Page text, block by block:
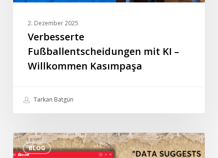
2. Dezember 2025
Verbesserte
Fußballentscheidungen mit KI –
Willkommen Kasımpaşa
Tarkan Batgün
BLOG
Tarkan
Batgüns